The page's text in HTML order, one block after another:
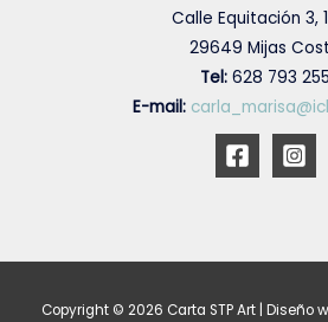
Calle Equitación 3,
29649 Mijas
Tel: 628 793 255
E-mail:
Copyright © 2026 Carta STP Art | Diseño